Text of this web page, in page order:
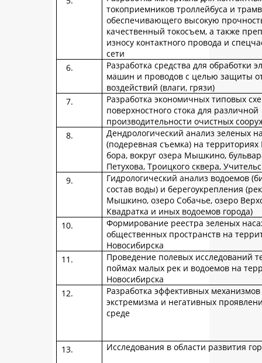
токоприемников троллейбуса и
обеспечивающего высокую
качественный токосъем, а также
износу контактного провода и
сети
Разработка средства для обработки
машин и проводов с целью защиты
воздействий (влаги, грязи)
Разработка экономичных типовых
поверхностного стока для различной
производительности очистных
Дендрологический анализ зеленых
(подеревная съемка) на
бора, вокруг озера Мышкино,
Петухова, Троицкого сквера,
Гидрологический анализ водоемов
состав воды) и берегоукрепления
Мышкино, озеро Собачье, озеро
Квадратка и иных водоемов города)
Формирование реестра зеленых
общественных пространств на
Новосибирска
Проведение полевых исследований
поймах малых рек и водоемов на
Новосибирска
Разработка эффективных
экстремизма и негативных
среде
Исследования в области развития